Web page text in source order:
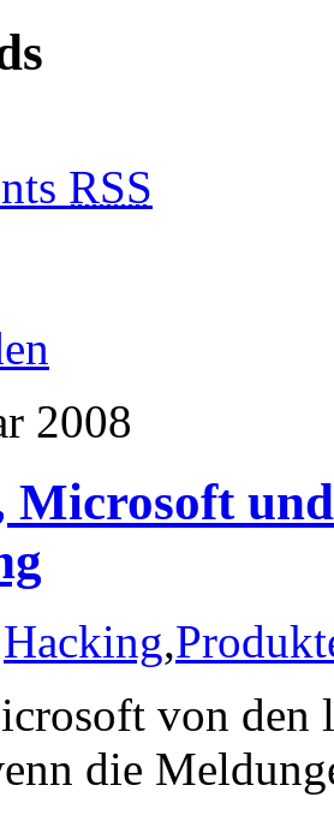
RSS
2008
Microsoft
Hacking,
von den
die